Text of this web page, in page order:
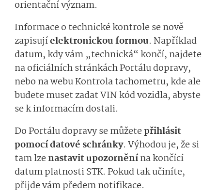
orientační význam.
Informace o technické kontrole se nově
zapisujíelektronickou formou. Například
datum, kdy vám „technická“ končí, najdete
na oficiálních stránkách Portálu dopravy,
nebo na webu Kontrola tachometru, kde ale
budete muset zadat VIN kód vozidla, abyste
se k informacím dostali.
Do Portálu dopravy se můžetepřihlásit
pomocí datové schránky. Výhodou je, že si
tam lzenastavit upozorněnína končící
datum platnosti STK. Pokud tak učiníte,
přijde vám předem notifikace.